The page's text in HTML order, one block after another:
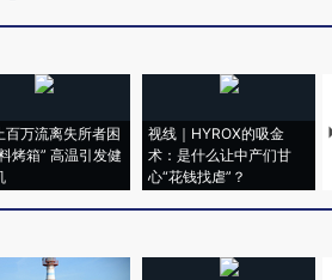
百万流离失所者困
烤箱” 高温引发健
视线｜HYROX的吸金
术：是什么让中产们甘
心“花钱找虐”？